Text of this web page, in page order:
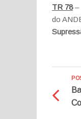
TR 78–
do